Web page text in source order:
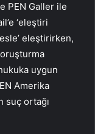
PEN Galler ile
‘eleştiri
eleştirirken,
uygun
Amerika
suç ortağı